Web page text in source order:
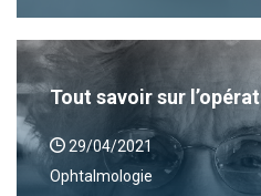
Tout savoir sur
29/04/2021
Ophtalmologie